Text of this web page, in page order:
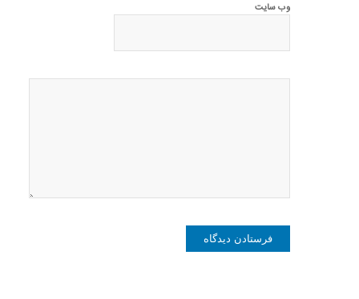
وب‌ سایت